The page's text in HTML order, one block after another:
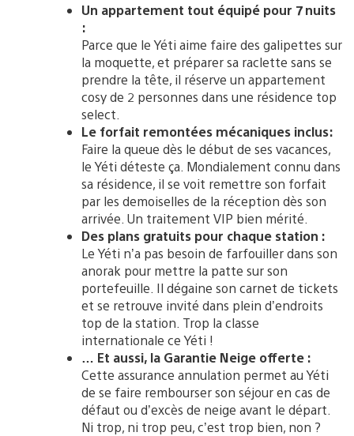
Un appartement tout équipé pour 7 nuits
:
Parce que le Yéti aime faire des galipettes sur
la moquette, et préparer sa raclette sans se
prendre la tête, il réserve un appartement
cosy de 2 personnes dans une résidence top
select.
Le forfait remontées mécaniques inclus:
Faire la queue dès le début de ses vacances,
le Yéti déteste ça. Mondialement connu dans
sa résidence, il se voit remettre son forfait
par les demoiselles de la réception dès son
arrivée. Un traitement VIP bien mérité.
Des plans gratuits pour chaque station :
Le Yéti n’a pas besoin de farfouiller dans son
anorak pour mettre la patte sur son
portefeuille. Il dégaine son carnet de tickets
et se retrouve invité dans plein d’endroits
top de la station. Trop la classe
internationale ce Yéti !
… Et aussi, la Garantie Neige offerte :
Cette assurance annulation permet au Yéti
de se faire rembourser son séjour en cas de
défaut ou d’excès de neige avant le départ.
Ni trop, ni trop peu, c’est trop bien, non ?